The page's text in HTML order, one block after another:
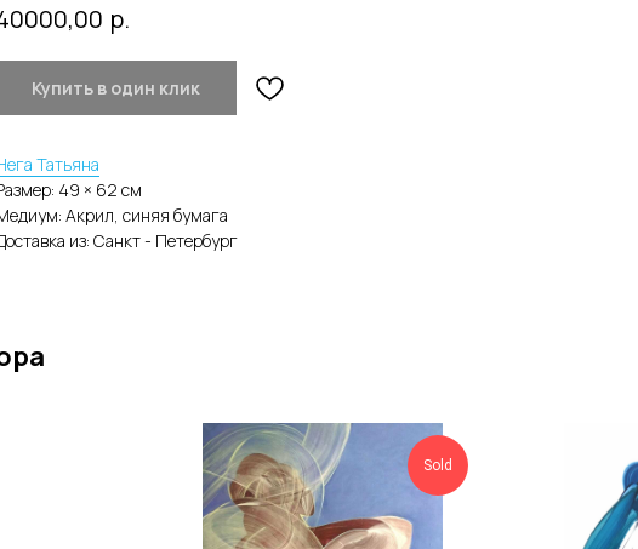
р.
Купить в один клик
Татьяна
49 × 62 cм
Акрил, синяя бумага
из: Санкт - Петербург
Sold